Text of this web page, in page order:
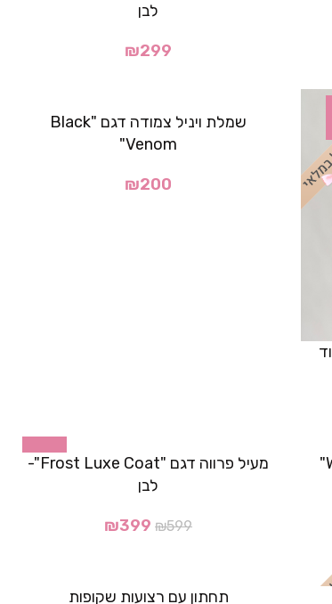
לבן
₪299
שמלת ויניל צמודה דגם "Black
Venom"
₪200
-33%מעיל פרווה דגם "Frost Luxe Coat"-
לבן
₪599
₪399
תחתון עם רצועות שקופות